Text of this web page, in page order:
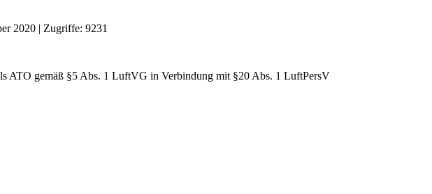
2020 | Zugriffe: 9231
ATO gemäß §5 Abs. 1 LuftVG in Verbindung mit §20 Abs. 1 LuftPersV